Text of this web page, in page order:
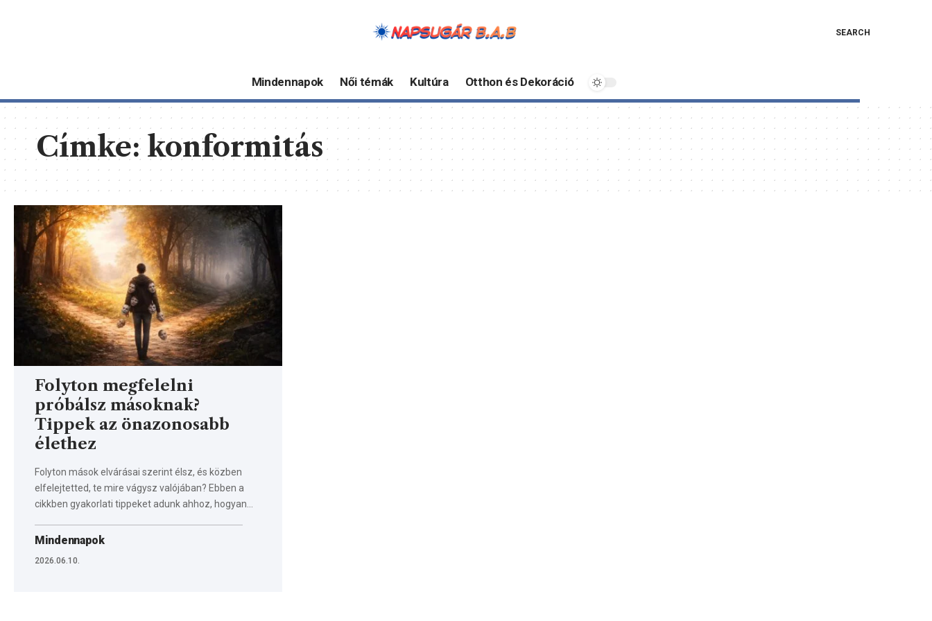
SEARCH
Mindennapok Női témák Kultúra Otthon és Dekoráció
Címke: konformitás
Folyton megfelelni
próbálsz másoknak?
Tippek az önazonosabb
élethez
Folyton mások elvárásai szerint élsz, és közben
elfelejtetted, te mire vágysz valójában? Ebben a
cikkben gyakorlati tippeket adunk ahhoz, hogyan…
Mindennapok
2026.06.10.